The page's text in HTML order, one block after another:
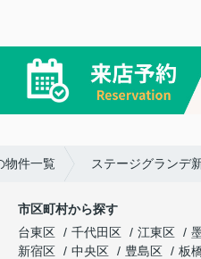
物件一覧 ステージグランデ
市区町村から探す
台東区
千代田区 江東区
新宿区
中央区 豊島区
板